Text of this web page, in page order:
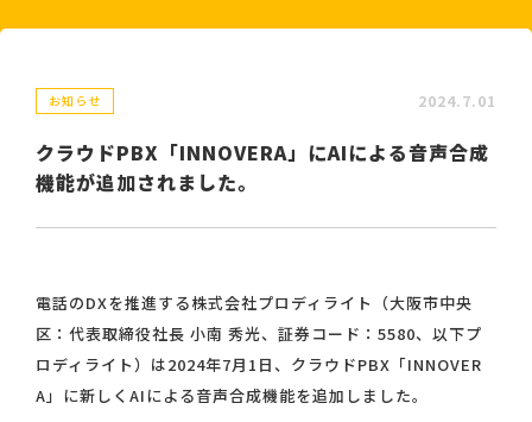
お知らせ 2024.7.01
クラウドPBX「INNOVERA」にAIによる音声合成
機能が追加されました。
電話のDXを推進する株式会社プロディライト（大阪市中央
区：代表取締役社長 小南 秀光、証券コード：5580、以下プ
ロディライト）は2024年7月1日、クラウドPBX「INNOVER
A」に新しくAIによる音声合成機能を追加しました。